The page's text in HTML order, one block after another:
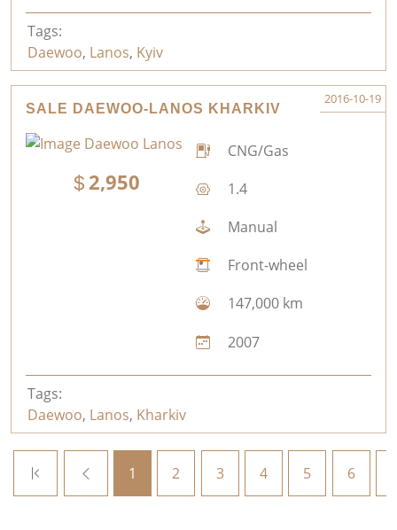
Tags:
Daewoo, Lanos, Kyiv
SALE DAEWOO-LANOS KHARKIV
2016-10-19
2,950
CNG/Gas
1.4
Manual
Front-wheel
147,000 km
2007
Tags:
Daewoo, Lanos, Kharkiv
1 2 3 4 5 6